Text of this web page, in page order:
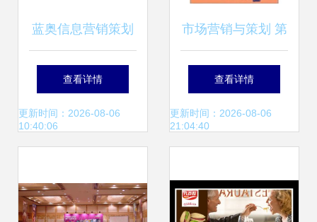
蓝奥信息营销策划
的六个核心步骤与
效果监测体系
查看详情
更新时间：2026-08-06
10:40:06
市场营销与策划 第
二版深度解析与策
划实践
查看详情
更新时间：2026-08-06
21:04:40